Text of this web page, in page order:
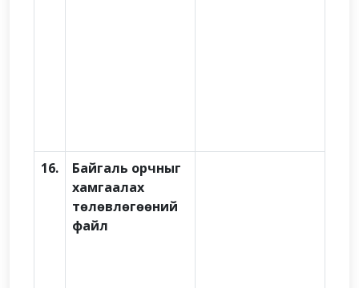
16.
Байгаль орчныг
хамгаалах
төлөвлөгөөний
файл